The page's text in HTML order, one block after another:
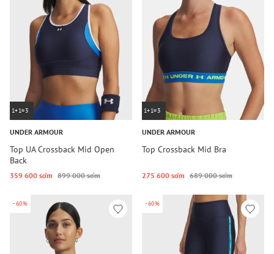
1+1=3
UNDER ARMOUR
Top UA Crossback Mid Open
Back
359 600 so‘m 899 000 so‘m
1+1=3
UNDER ARMOUR
Top Crossback Mid Bra
275 600 so‘m 689 000 so‘m
-60% -60%